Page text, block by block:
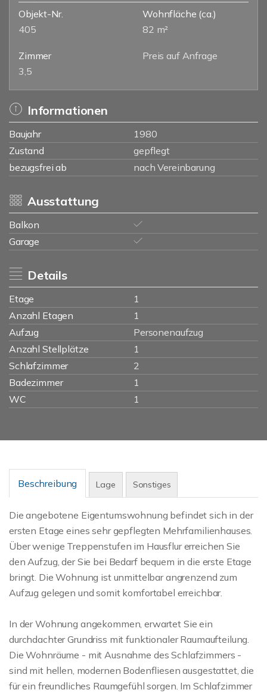
Objekt-Nr.
405
Wohnfläche (ca.)
82 m²
Zimmer
3,5
Preis auf Anfrage
Informationen
Baujahr
1980
Zustand
gepflegt
bezugsfrei ab
nach Vereinbarung
Ausstattung
Balkon
Garage
Details
Etage
1
Anzahl Etagen
1
Aufzug
Personenaufzug
Anzahl Stellplätze
1
Schlafzimmer
2
Badezimmer
1
WC
1
Beschreibung Lage Sonstiges
Die angebotene Eigentumswohnung befindet sich in der
ersten Etage eines sehr gepflegten Mehrfamilienhauses.
Über wenige Treppenstufen im Hausflur erreichen Sie
den Aufzug, der Sie bei Bedarf bequem in die erste Etage
bringt. Die Wohnung ist unmittelbar angrenzend zum
Aufzug gelegen und somit komfortabel erreichbar.
In der Wohnung angekommen, erwartet Sie ein
durchdachter Grundriss mit funktionaler Raumaufteilung.
Die Wohnräume - mit Ausnahme des Schlafzimmers -
sind mit hellen, modernen Bodenfliesen ausgestattet, die
für ein freundliches Raumgefühl sorgen. Im Schlafzimmer